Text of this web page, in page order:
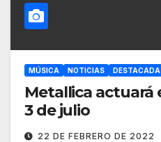
MÚSICA NOTICIAS
Metallica actuará
3 de julio
22 DE FEBRERO DE 2022